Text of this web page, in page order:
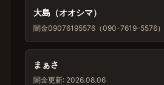
大島（オオシマ）
闇金09076195576（090-7619-5576）
まぁさ
闇金更新: 2026.08.06